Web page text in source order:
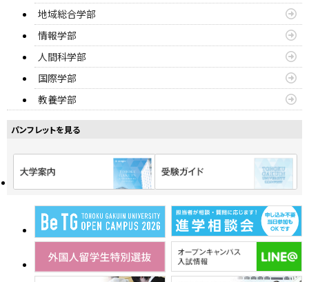
地域総合学部
情報学部
人間科学部
国際学部
教養学部
パンフレットを見る